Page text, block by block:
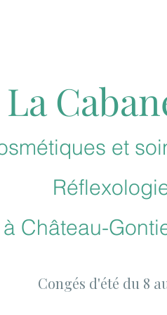
La
et
à Château-
Congés d'été du 8